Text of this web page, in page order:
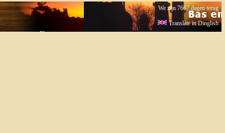
We zijn 7667 dagen terug
Translate in Dinglish